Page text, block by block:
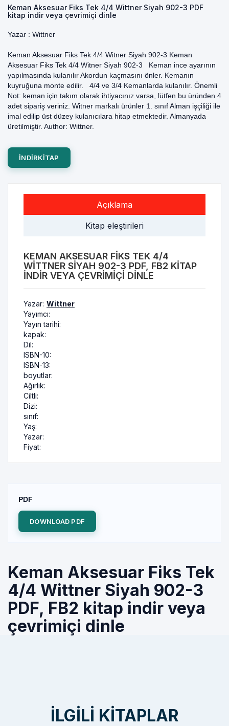
Keman Aksesuar Fiks Tek 4/4 Wittner Siyah 902-3 PDF
kitap indir veya çevrimiçi dinle
Yazar : Wittner
Keman Aksesuar Fiks Tek 4/4 Witner Siyah 902-3 Keman
Aksesuar Fiks Tek 4/4 Witner Siyah 902-3 Keman ince ayarının
yapılmasında kulanılır Akordun kaçmasını önler. Kemanın
kuyruğuna monte edilir. 4/4 ve 3/4 Kemanlarda kulanılır. Önemli
Not: keman için takım olarak ihtiyacınız varsa, lütfen bu üründen 4
adet sipariş veriniz. Witner markalı ürünler 1. sınıf Alman işçiliği ile
imal edilip üst düzey kulanıcılara hitap etmektedir. Almanyada
üretilmiştir. Author: Wittner.
INDIRKITAP
Açıklama
Kitap eleştirileri
KEMAN AKSESUAR FIKS TEK 4/4
WITTNER SIYAH 902-3 PDF, FB2 KITAP
INDIR VEYA ÇEVRIMIÇI DINLE
Yazar: Wittner
Yayımcı:
Yayın tarihi:
kapak:
Dil:
ISBN-10:
ISBN-13:
boyutlar:
Ağırlık:
Ciltli:
Dizi:
sınıf:
Yaş:
Yazar:
Fiyat:
PDF
DOWNLOAD PDF
Keman Aksesuar Fiks Tek
4/4 Wittner Siyah 902-3
PDF, FB2 kitap indir veya
çevrimiçi dinle
İLGILI KITAPLAR